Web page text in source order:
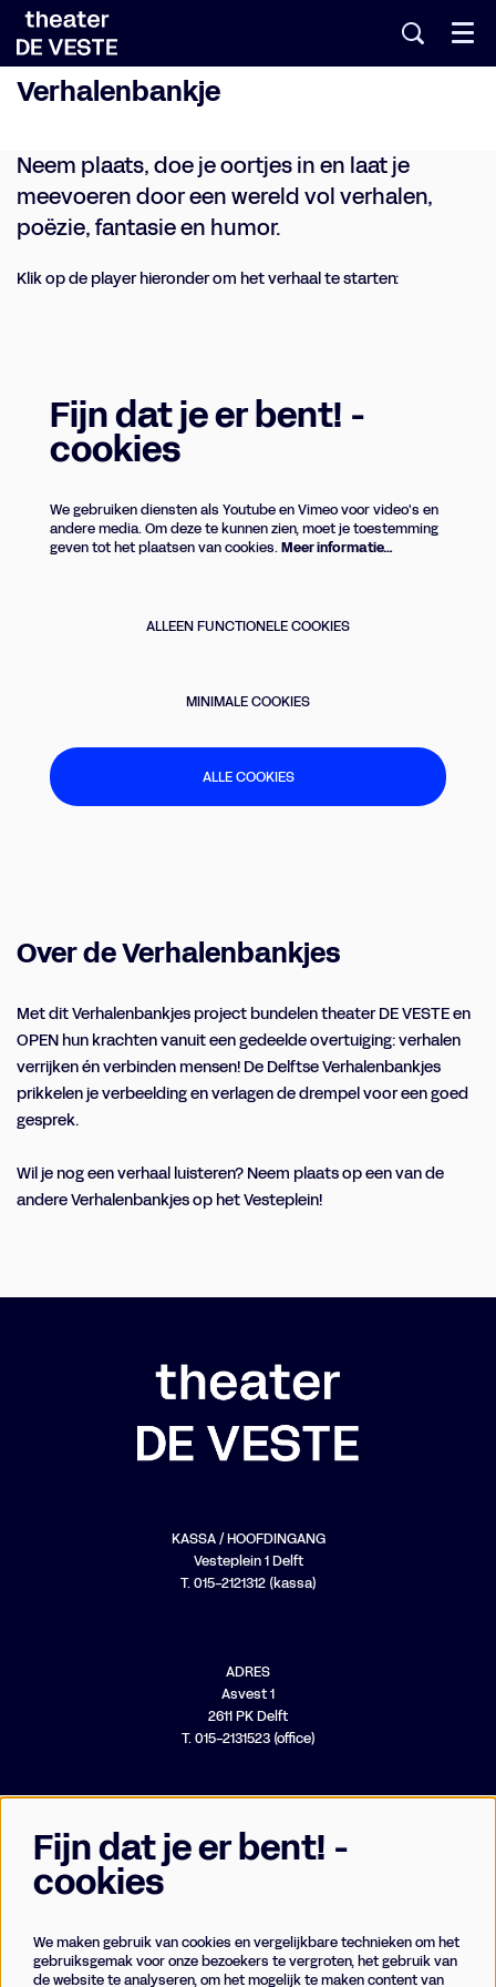
Menu
Verhalenbankje
Neem plaats, doe je oortjes in en laat je
meevoeren door een wereld vol verhalen,
poëzie, fantasie en humor.
Klik op de player hieronder om het verhaal te starten:
Fijn dat je er bent! -
cookies
We gebruiken diensten als Youtube en Vimeo voor video's en
andere media. Om deze te kunnen zien, moet je toestemming
geven tot het plaatsen van cookies.Meer informatie…
ALLEEN FUNCTIONELE COOKIES
MINIMALE COOKIES
ALLE COOKIES
Over de Verhalenbankjes
Met dit Verhalenbankjes project bundelen theater DE VESTE en
OPEN hun krachten vanuit een gedeelde overtuiging: verhalen
verrijken én verbinden mensen! De Delftse Verhalenbankjes
prikkelen je verbeelding en verlagen de drempel voor een goed
gesprek.
Wil je nog een verhaal luisteren? Neem plaats op een van de
andere Verhalenbankjes op het Vesteplein!
KASSA / HOOFDINGANG
Vesteplein 1 Delft
T. 015-2121312 (kassa)
ADRES
Asvest 1
2611 PK Delft
T. 015-2131523 (office)
Businessclub
Vrienden
Fijn dat je er bent! -
cookies
We maken gebruik van cookies en vergelijkbare technieken om het
gebruiksgemak voor onze bezoekers te vergroten, het gebruik van
de website te analyseren, om het mogelijk te maken content van